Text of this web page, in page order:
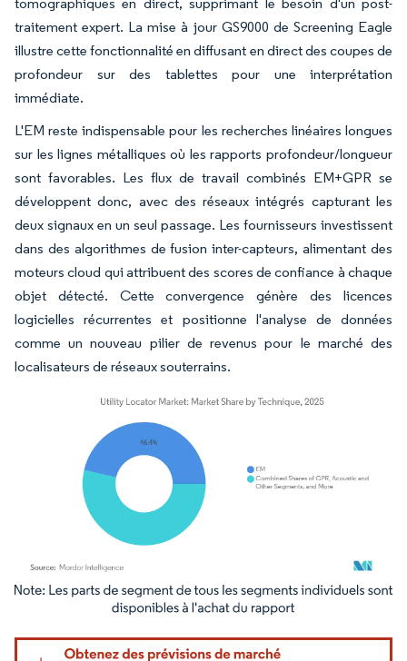
traitement expert. La mise à jour GS9000 de Screening Eagle
illustre cette fonctionnalité en diffusant en direct des coupes de
profondeur sur des tablettes pour une interprétation
immédiate.
L'EM reste indispensable pour les recherches linéaires longues
sur les lignes métalliques où les rapports profondeur/longueur
sont favorables. Les flux de travail combinés EM+GPR se
développent donc, avec des réseaux intégrés capturant les
deux signaux en un seul passage. Les fournisseurs investissent
dans des algorithmes de fusion inter-capteurs, alimentant des
moteurs cloud qui attribuent des scores de confiance à chaque
objet détecté. Cette convergence génère des licences
logicielles récurrentes et positionne l'analyse de données
comme un nouveau pilier de revenus pour le marché des
localisateurs de réseaux souterrains.
Image © Mordor Intelligence. La réutilisation nécessite une attribution sous CC BY